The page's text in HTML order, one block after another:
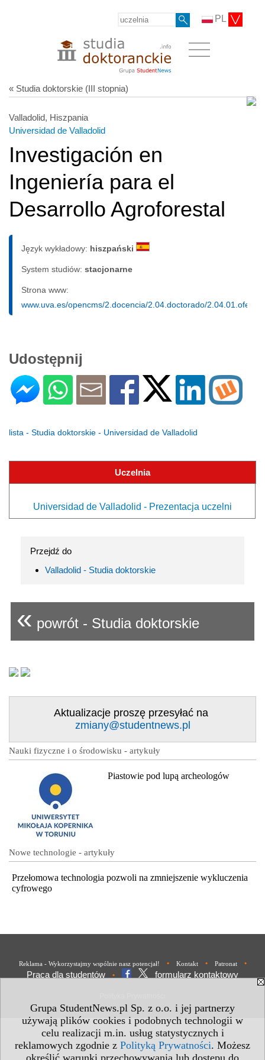
Grupa StudentNews.pl Sp. z o.o. i jej partnerzy
używają plików cookies i podobnych technologii w
celu realizacji m.in. usług statystycznych i
reklamowych zgodnie z Polityką Prywatności. Możesz
określić warunki przechowywania lub dostępu do
PL
« Studia doktorskie (III stopnia)
Valladolid, Hiszpania
Universidad de Valladolid
Investigación en
Ingeniería para el
Desarrollo Agroforestal
Język wykładowy: hiszpański
System studiów: sta­cjo­nar­ne
Strona www:
www.uva.es/opencms/2.docencia/2.04.doctorado/
Udostępnij
lista - Studia doktorskie - Universidad de Valladolid
Uczelnia
Universidad de Valladolid - Prezentacja uczelni
Przejdź do
Valladolid - Studia doktorskie
« powrót - Studia doktorskie
Aktualizacje proszę przesyłać na
zmiany@studentnews.pl
Nauki fizyczne i o środowisku - artykuły
Piastowie pod lupą archeologów
Nowe technologie - artykuły
Przełomowa technologia pozwoli na zmniejszenie wykluczenia
cyfrowego
Reklama - Wykorzystajmy wspólnie nasz potencjał! • Kontakt • Patronat •
Praca dla studentów • formularz kontaktowy